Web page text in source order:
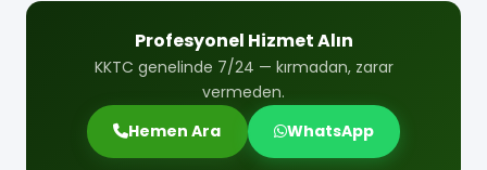
Profesyonel Hizmet Alın
KKTC genelinde 7/24 — kırmadan, zarar
vermeden.
Hemen Ara
WhatsApp